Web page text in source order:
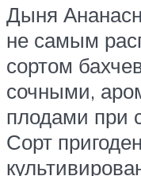
Дыня
не самым
сортом
сочными,
плодами при
Сорт